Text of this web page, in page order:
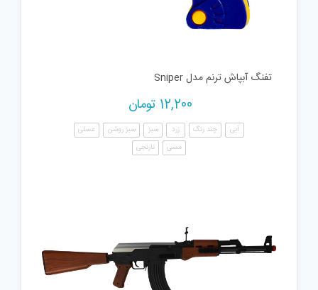
تفنگ آبپاش ترنم مدل Sniper
12,200 تومان
آبی چند رنگ زرد سبز سبز روشن
عسلی
مسی
نارنجی